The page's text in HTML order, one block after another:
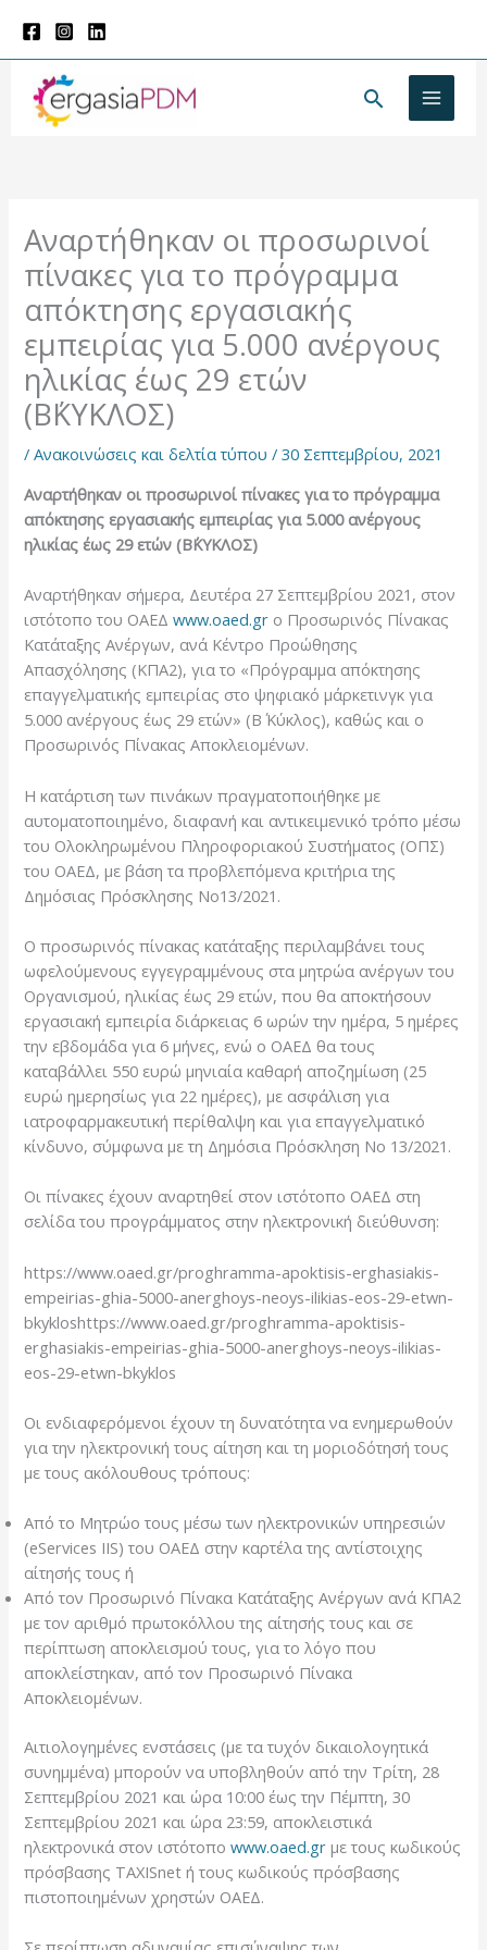
στο
περιεχόμενο
Αναρτήθηκαν οι προσωρινοί
πίνακες για το πρόγραμμα
απόκτησης εργασιακής
εμπειρίας για 5.000 ανέργους
ηλικίας έως 29 ετών
(Β΄ΚΥΚΛΟΣ)
/Ανακοινώσεις και δελτία τύπου /30 Σεπτεμβρίου, 2021
Αναρτήθηκαν οι προσωρινοί πίνακες για το πρόγραμμα
απόκτησης εργασιακής εμπειρίας για 5.000 ανέργους
ηλικίας έως 29 ετών (Β΄ΚΥΚΛΟΣ)
Αναρτήθηκαν σήμερα, Δευτέρα 27 Σεπτεμβρίου 2021, στον
ιστότοπο του ΟΑΕΔwww.oaed.gr ο Προσωρινός Πίνακας
Κατάταξης Ανέργων, ανά Κέντρο Προώθησης
Απασχόλησης (ΚΠΑ2), για το «Πρόγραμμα απόκτησης
επαγγελματικής εμπειρίας στο ψηφιακό μάρκετινγκ για
5.000 ανέργους έως 29 ετών» (Β΄ Κύκλος), καθώς και ο
Προσωρινός Πίνακας Αποκλειομένων.
Η κατάρτιση των πινάκων πραγματοποιήθηκε με
αυτοματοποιημένο, διαφανή και αντικειμενικό τρόπο μέσω
του Ολοκληρωμένου Πληροφοριακού Συστήματος (ΟΠΣ)
του ΟΑΕΔ, με βάση τα προβλεπόμενα κριτήρια της
Δημόσιας Πρόσκλησης Νο13/2021.
Ο προσωρινός πίνακας κατάταξης περιλαμβάνει τους
ωφελούμενους εγγεγραμμένους στα μητρώα ανέργων του
Οργανισμού, ηλικίας έως 29 ετών, που θα αποκτήσουν
εργασιακή εμπειρία διάρκειας 6 ωρών την ημέρα, 5 ημέρες
την εβδομάδα για 6 μήνες, ενώ ο ΟΑΕΔ θα τους
καταβάλλει 550 ευρώ μηνιαία καθαρή αποζημίωση (25
ευρώ ημερησίως για 22 ημέρες), με ασφάλιση για
ιατροφαρμακευτική περίθαλψη και για επαγγελματικό
κίνδυνο, σύμφωνα με τη Δημόσια Πρόσκληση Νο 13/2021.
Οι πίνακες έχουν αναρτηθεί στον ιστότοπο ΟΑΕΔ στη
σελίδα του προγράμματος στην ηλεκτρονική διεύθυνση:
https://www.oaed.gr/proghramma-apoktisis-erghasiakis-
empeirias-ghia-5000-anerghoys-neoys-ilikias-eos-29-etwn-
bkykloshttps://www.oaed.gr/proghramma-apoktisis-
erghasiakis-empeirias-ghia-5000-anerghoys-neoys-ilikias-
eos-29-etwn-bkyklos
Οι ενδιαφερόμενοι έχουν τη δυνατότητα να ενημερωθούν
για την ηλεκτρονική τους αίτηση και τη μοριοδότησή τους
με τους ακόλουθους τρόπους:
Από το Μητρώο τους μέσω των ηλεκτρονικών υπηρεσιών
(eServices IIS) του ΟΑΕΔ στην καρτέλα της αντίστοιχης
αίτησής τους ή
Από τον Προσωρινό Πίνακα Κατάταξης Ανέργων ανά ΚΠΑ2
με τον αριθμό πρωτοκόλλου της αίτησής τους και σε
περίπτωση αποκλεισμού τους, για το λόγο που
αποκλείστηκαν, από τον Προσωρινό Πίνακα
Αποκλειομένων.
Αιτιολογημένες ενστάσεις (με τα τυχόν δικαιολογητικά
συνημμένα) μπορούν να υποβληθούν από την Τρίτη, 28
Σεπτεμβρίου 2021 και ώρα 10:00 έως την Πέμπτη, 30
Σεπτεμβρίου 2021 και ώρα 23:59, αποκλειστικά
ηλεκτρονικά στον ιστότοποwww.oaed.gr με τους κωδικούς
πρόσβασης TAXISnet ή τους κωδικούς πρόσβασης
πιστοποιημένων χρηστών ΟΑΕΔ.